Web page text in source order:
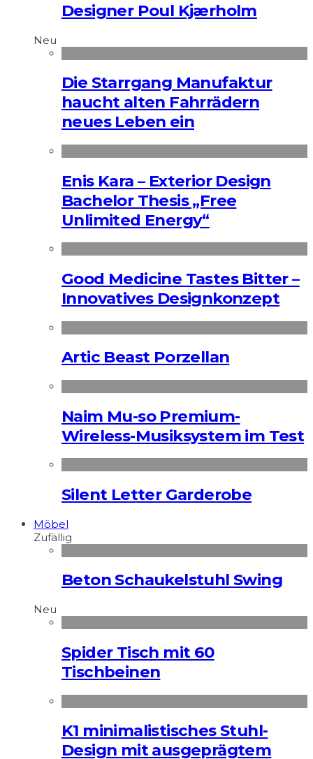
Designer Poul Kjærholm
Neu
Die Starrgang Manufaktur
haucht alten Fahrrädern
neues Leben ein
Enis Kara – Exterior Design
Bachelor Thesis „Free
Unlimited Energy“
Good Medicine Tastes Bitter –
Innovatives Designkonzept
Artic Beast Porzellan
Naim Mu-so Premium-
Wireless-Musiksystem im Test
Silent Letter Garderobe
Möbel
Zufällig
Beton Schaukelstuhl Swing
Neu
Spider Tisch mit 60
Tischbeinen
K1 minimalistisches Stuhl-
Design mit ausgeprägtem